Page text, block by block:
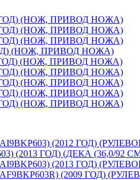
ГОД) (НОЖ, ПРИВОД НОЖА)
ГОД) (НОЖ, ПРИВОД НОЖА)
ГОД) (НОЖ, ПРИВОД НОЖА)
(НОЖ, ПРИВОД НОЖА)
ГОД) (НОЖ, ПРИВОД НОЖА)
ГОД) (НОЖ, ПРИВОД НОЖА)
ГОД) (НОЖ, ПРИВОД НОЖА)
ГОД) (НОЖ, ПРИВОД НОЖА)
ГОД) (НОЖ, ПРИВОД НОЖА)
(2012 ГОД)
(2013 ГОД) (ДЕКА (36,0/
(2013 ГОД)
(2009 ГОД)